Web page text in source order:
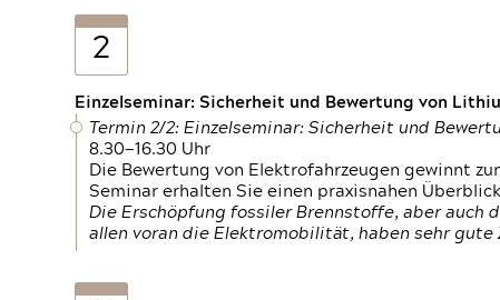
2
Einzelseminar: Sicherheit und Bewertung von
Termin 2/2: Einzelseminar: Sicherheit und
8.30—16.30 Uhr
Die Bewertung von Elektrofahrzeugen gewinnt
Seminar erhalten Sie einen praxisnahen
Die Erschöpfung fossiler Brennstoffe, aber auch
allen voran die Elektromobilität, haben sehr